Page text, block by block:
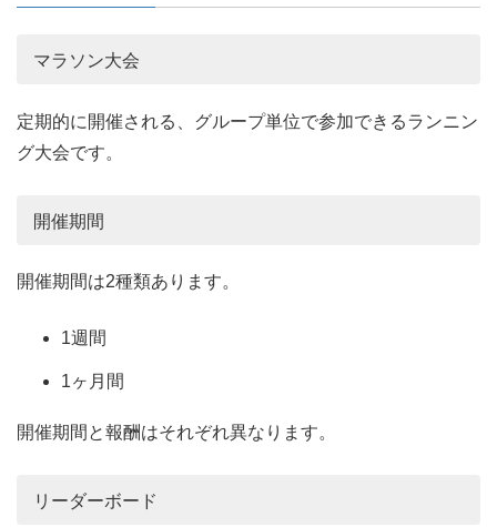
マラソン大会
定期的に開催される、グループ単位で参加できるランニン
グ大会です。
開催期間
開催期間は2種類あります。
1週間
1ヶ月間
開催期間と報酬はそれぞれ異なります。
リーダーボード